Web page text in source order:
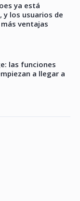
ya está
los usuarios de
ventajas
las funciones
a llegar a